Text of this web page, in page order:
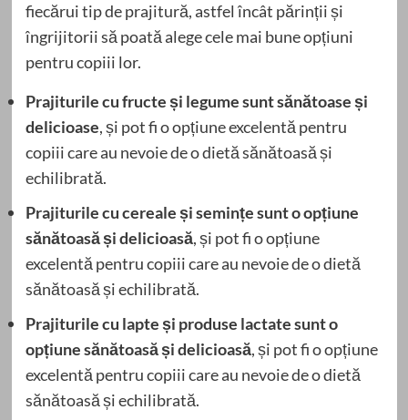
fiecărui tip de prajitură, astfel încât părinții și
îngrijitorii să poată alege cele mai bune opțiuni
pentru copiii lor.
Prajiturile cu fructe și legume sunt sănătoase și
delicioase, și pot fi o opțiune excelentă pentru
copiii care au nevoie de o dietă sănătoasă și
echilibrată.
Prajiturile cu cereale și semințe sunt o opțiune
sănătoasă și delicioasă, și pot fi o opțiune
excelentă pentru copiii care au nevoie de o dietă
sănătoasă și echilibrată.
Prajiturile cu lapte și produse lactate sunt o
opțiune sănătoasă și delicioasă, și pot fi o opțiune
excelentă pentru copiii care au nevoie de o dietă
sănătoasă și echilibrată.